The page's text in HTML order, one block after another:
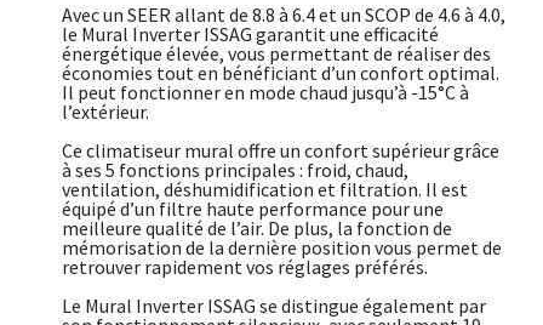
Avec un SEER allant de 8.8 à 6.4 et un SCOP de 4.6 à 4.0,
le Mural Inverter ISSAG garantit une efficacité
énergétique élevée, vous permettant de réaliser des
économies tout en bénéficiant d’un confort optimal.
Il peut fonctionner en mode chaud jusqu’à -15°C à
l’extérieur.
Ce climatiseur mural offre un confort supérieur grâce
à ses 5 fonctions principales : froid, chaud,
ventilation, déshumidification et filtration. Il est
équipé d’un filtre haute performance pour une
meilleure qualité de l’air. De plus, la fonction de
mémorisation de la dernière position vous permet de
retrouver rapidement vos réglages préférés.
Le Mural Inverter ISSAG se distingue également par